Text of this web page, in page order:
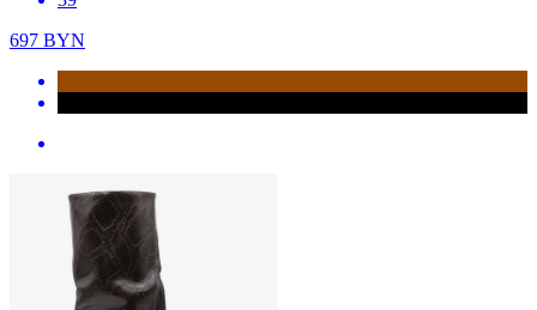
697 BYN